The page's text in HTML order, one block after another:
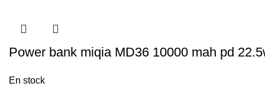
Power bank miqia MD36 10000 mah pd
En stock